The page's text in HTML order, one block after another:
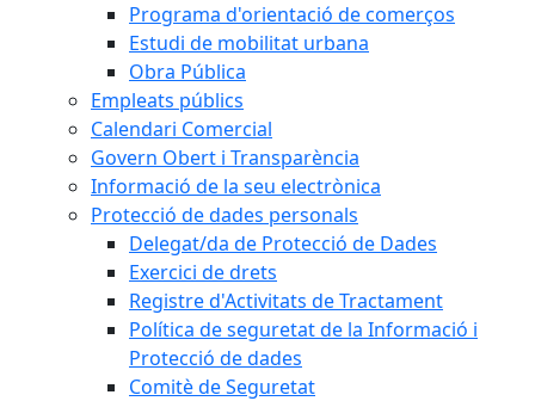
Programa d'orientació de comerços
Estudi de mobilitat urbana
Obra Pública
Empleats públics
Calendari Comercial
Govern Obert i Transparència
Informació de la seu electrònica
Protecció de dades personals
Delegat/da de Protecció de Dades
Exercici de drets
Registre d'Activitats de Tractament
Política de seguretat de la Informació i
Protecció de dades
Comitè de Seguretat